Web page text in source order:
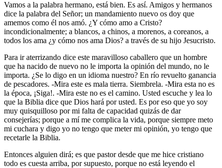
Vamos a la palabra hermano, está bien. Es así. Amigos y hermanos
dice la palabra del Señor; un mandamiento nuevo os doy que
amemos como él nos amó. ¿Y cómo amo a Cristo?
incondicionalmente; a blancos, a chinos, a morenos, a coreanos, a
todos los ama ¿y cómo nos ama Dios? a través de su hijo Jesucristo.
Para ir aterrizando dice este maravilloso caballero que un hombre
que ha nacido de nuevo no le importa la opinión del mundo, no le
importa. ¿Se lo digo en un idioma nuestro? En río revuelto ganancia
de pescadores. -Mira este es mala tierra. Siembrela. -Mira esta no es
la época, ¡Siga!. -Mira este no es el camino. Usted escuche y lea lo
que la Biblia dice que Dios hará por usted. Es por eso que yo soy
muy quisquilloso por mi falta de capacidad quizás de dar
consejerías; porque a mí me complica la vida, porque siempre meto
mi cuchara y digo yo no tengo que meter mi opinión, yo tengo que
recetarle la Biblia.
Entonces alguien dirá; es que pastor desde que me hice cristiano
todo es cuesta arriba, por supuesto, porque no está leyendo el